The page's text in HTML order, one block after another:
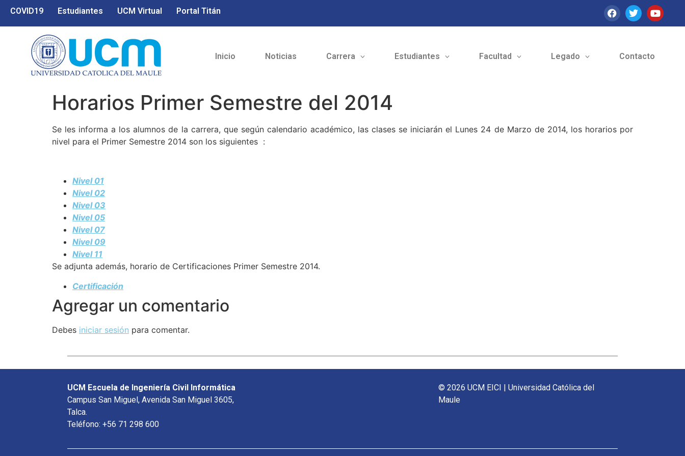
COVID19 Estudiantes UCM Virtual Portal Titán
Inicio Noticias Carrera Estudiantes Facultad Legado Contacto
Horarios Primer Semestre del 2014
Se les informa a los alumnos de la carrera, que según calendario académico, las clases se iniciarán el Lunes 24 de Marzo de 2014, los horarios por
nivel para el Primer Semestre 2014 son los siguientes :
Nivel 01
Nivel 02
Nivel 03
Nivel 05
Nivel 07
Nivel 09
Nivel 11
Se adjunta además, horario de Certificaciones Primer Semestre 2014.
Certificación
Agregar un comentario
Debes iniciar sesión para comentar.
UCM Escuela de Ingeniería Civil Informática
Campus San Miguel, Avenida San Miguel 3605,
Talca.
Teléfono: +56 71 298 600
© 2026 UCM EICI | Universidad Católica del
Maule